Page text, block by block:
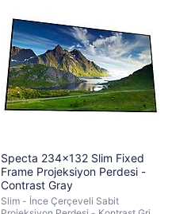
Specta 234x132 Slim Fixed
Frame Projeksiyon Perdesi -
Contrast Gray
Slim - İnce Çerçeveli Sabit